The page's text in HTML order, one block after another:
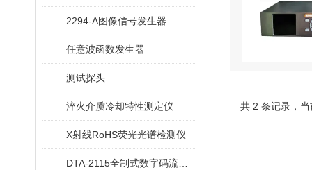
2294-A图像信号发生器
任意波函数发生器
测试探头
淬火介质冷却特性测定仪
X射线RoHS荧光光谱检测仪
共 2 条记录，